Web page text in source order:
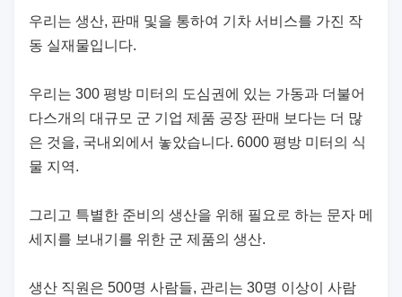
우리는 생산, 판매 및을 통하여 기차 서비스를 가진 작
동 실재물입니다.
우리는 300 평방 미터의 도심권에 있는 가동과 더불어
다스개의 대규모 군 기업 제품 공장 판매 보다는 더 많
은 것을, 국내외에서 놓았습니다. 6000 평방 미터의 식
물 지역.
그리고 특별한 준비의 생산을 위해 필요로 하는 문자 메
세지를 보내기를 위한 군 제품의 생산.
생산 직원은 500명 사람들, 관리는 30명 이상이 사람